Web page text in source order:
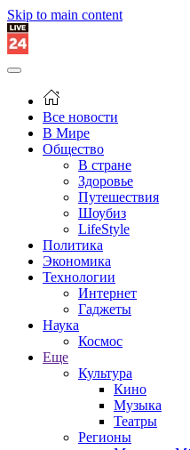
Skip to main content
Все новости
В Мире
Общество
В стране
Здоровье
Путешествия
Шоубиз
LifeStyle
Политика
Экономика
Технологии
Интернет
Гаджеты
Наука
Космос
Еще
Культура
Кино
Музыка
Театры
Регионы